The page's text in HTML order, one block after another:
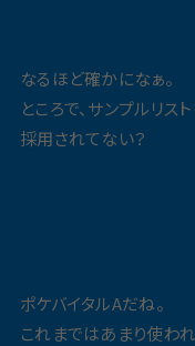
なるほど確かになぁ。
ところで、サンプルリ
採用されてない？
ポケバイタルAだね。
これまではあまり使わ